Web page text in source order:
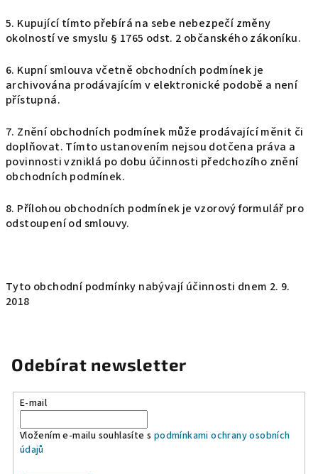
5. Kupující tímto přebírá na sebe nebezpečí změny
okolností ve smyslu § 1765 odst. 2 občanského zákoníku.
6. Kupní smlouva včetně obchodních podmínek je
archivována prodávajícím v elektronické podobě a není
přístupná.
7. Znění obchodních podmínek může prodávající měnit či
doplňovat. Tímto ustanovením nejsou dotčena práva a
povinnosti vzniklá po dobu účinnosti předchozího znění
obchodních podmínek.
8. Přílohou obchodních podmínek je vzorový formulář pro
odstoupení od smlouvy.
Tyto obchodní podmínky nabývají účinnosti dnem 2. 9.
2018
Odebírat newsletter
E-mail
Vložením e-mailu souhlasíte s podmínkami ochrany osobních
údajů